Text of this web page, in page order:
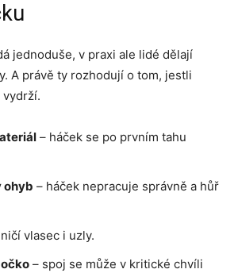
jednoduše, v praxi ale lidé dělají
A právě ty rozhodují o tom, jestli
vydrží.
– háček se po prvním tahu
ohyb – háček nepracuje správně a hůř
vlasec i uzly.
– spoj se může v kritické chvíli